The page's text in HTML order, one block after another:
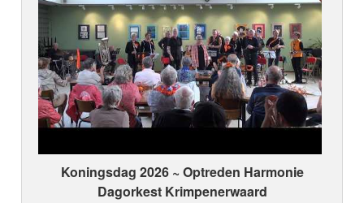
Koningsdag 2026 ~ Optreden Harmonie
Dagorkest Krimpenerwaard